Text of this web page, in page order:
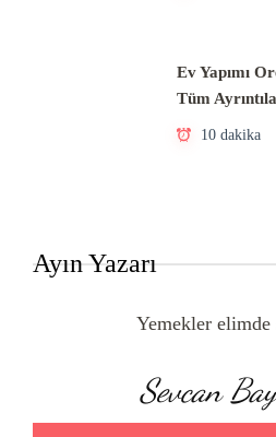
Ev Yapımı
Tüm
10 dakika
Ayın Yazarı
Yemekler
Sevcan